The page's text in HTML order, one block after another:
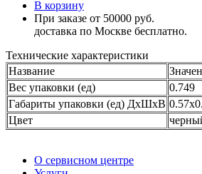
В корзину
При заказе от 50000 руб.
доставка по Москве бесплатно.
Технические характеристики
Название
Вес упаковки (ед)
0.749
Габариты упаковки (ед) ДхШхВ
Цвет
О сервисном центре